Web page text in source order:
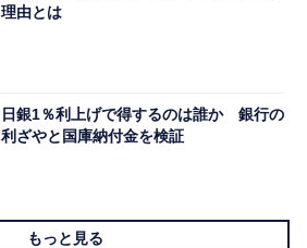
理由とは
日銀1％利上げで得するのは誰か 銀行の
利ざやと国庫納付金を検証
もっと見る